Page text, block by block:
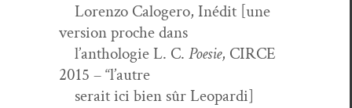
Loren­zo Calogero, Inédit [une
ver­sion proche dans
l’anthologie L. C. Poe­sie, CIRCE
2015 – “l’autre
serait ici bien sûr Leopardi]